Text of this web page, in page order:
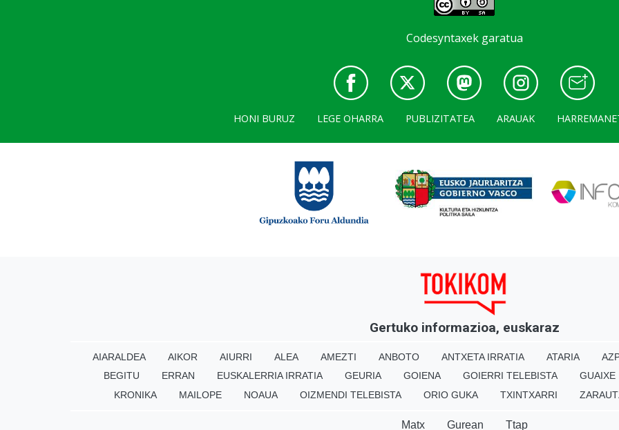
Codesyntaxek garatua
HONI BURUZ LEGE OHARRA PUBLIZITATEA ARAUAK
Gertuko informazioa, euskaraz
AIARALDEA AIKOR AIURRI ALEA AMEZTI ANBOTO ANTXETA IRRATIA ATARIA
BEGITU
ERRAN EUSKALERRIA IRRATIA GEURIA GOIENA GOIERRI TELEBISTA GUAIXE
KRONIKA
MAILOPE NOAUA OIZMENDI TELEBISTA ORIO GUKA TXINTXARRI
Matx Gurean Ttap